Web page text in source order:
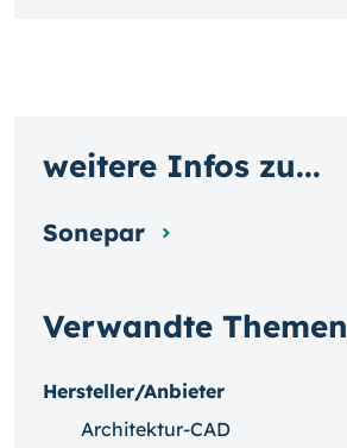
Verwandte Themen
Hersteller/Anbieter
Architektur-CAD
weitere Infos zu...
Sonepar